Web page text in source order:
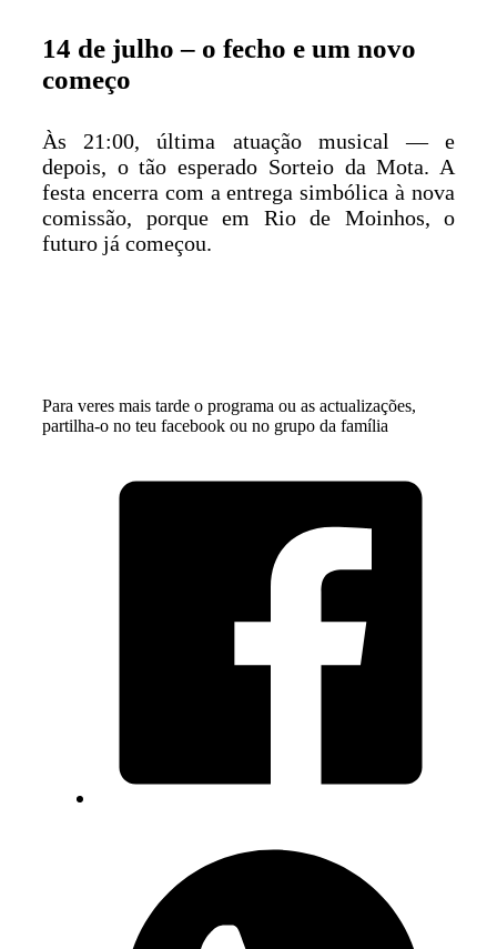
14 de julho – o fecho e um novo
começo
Às 21:00, última atuação musical — e
depois, o tão esperado Sorteio da Mota. A
festa encerra com a entrega simbólica à nova
comissão, porque em Rio de Moinhos, o
futuro já começou.
Para veres mais tarde o programa ou as actualizações,
partilha-o no teu facebook ou no grupo da família